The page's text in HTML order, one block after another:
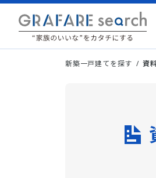
新築一戸建てを探す 資